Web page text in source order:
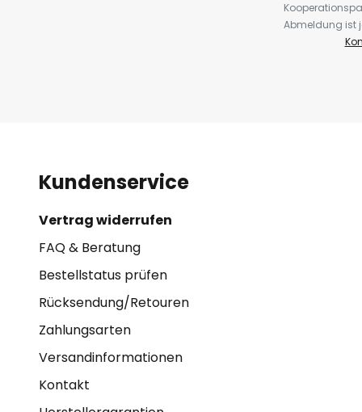
Abmeldung ist
Kundenservice
Vertrag widerrufen
FAQ & Beratung
Bestellstatus prüfen
Rücksendung/Retouren
Zahlungsarten
Versandinformationen
Kontakt